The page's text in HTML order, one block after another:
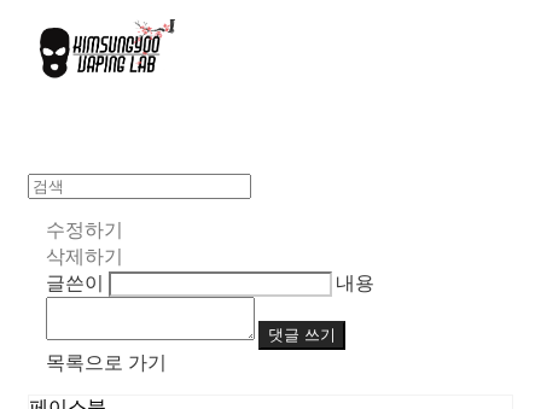
수정하기
삭제하기
글쓴이
내용
댓글 쓰기
목록으로 가기